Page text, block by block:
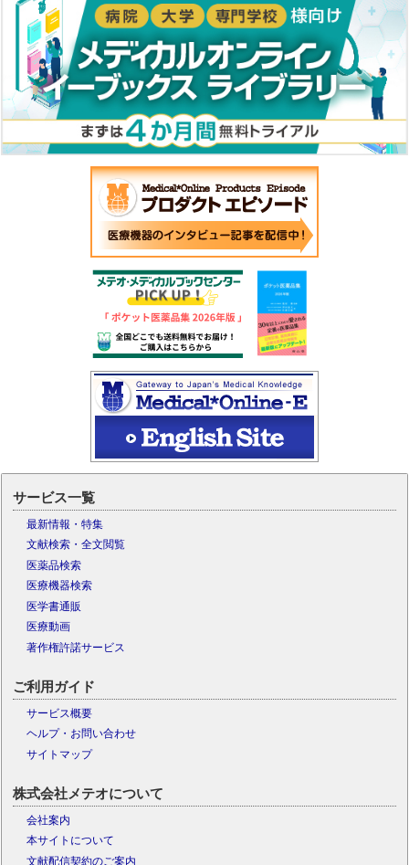
サービス一覧
最新情報・特集
文献検索・全文閲覧
医薬品検索
医療機器検索
医学書通販
医療動画
著作権許諾サービス
ご利用ガイド
サービス概要
ヘルプ・お問い合わせ
サイトマップ
株式会社メテオについて
会社案内
本サイトについて
文献配信契約のご案内